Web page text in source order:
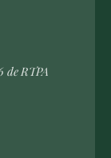
de RTPA